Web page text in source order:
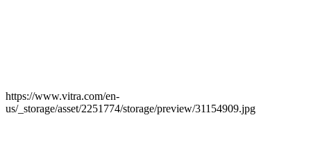
https://www.vitra.com/en-
us/_storage/asset/2251774/storage/preview/31154909.jpg